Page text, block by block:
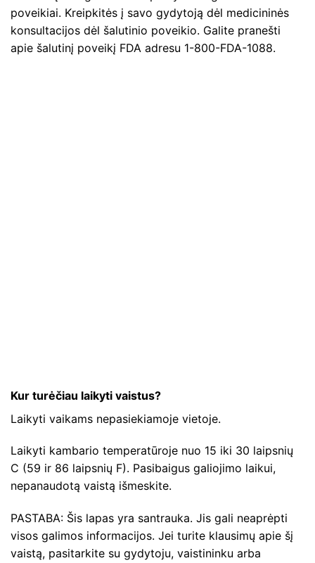
poveikiai. Kreipkitės į savo gydytoją dėl medicininės
konsultacijos dėl šalutinio poveikio. Galite pranešti
apie šalutinį poveikį FDA adresu 1-800-FDA-1088.
Kur turėčiau laikyti vaistus?
Laikyti vaikams nepasiekiamoje vietoje.
Laikyti kambario temperatūroje nuo 15 iki 30 laipsnių
C (59 ir 86 laipsnių F). Pasibaigus galiojimo laikui,
nepanaudotą vaistą išmeskite.
PASTABA: Šis lapas yra santrauka. Jis gali neaprėpti
visos galimos informacijos. Jei turite klausimų apie šį
vaistą, pasitarkite su gydytoju, vaistininku arba